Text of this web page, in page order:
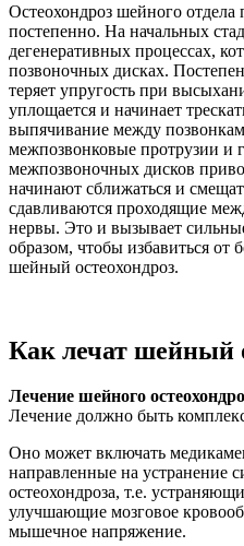
Остеохондроз шейного отдела
постепенно. На начальных
дегенеративных процессах,
позвоночных дисках.
теряет упругость при
уплощается и начинает
выпячивание между
межпозвонковые протрузии
межпозвоночных дисков
начинают сближаться и
сдавливаются проходящие
нервы. Это и вызывает
образом, чтобы избавиться от
шейный остеохондроз.
Как лечат шейный
Лечение шейного
Лечение должно быть
Оно может включать
направленные на устранение
остеохондроза, т.е.
улучшающие мозговое
мышечное напряжение.